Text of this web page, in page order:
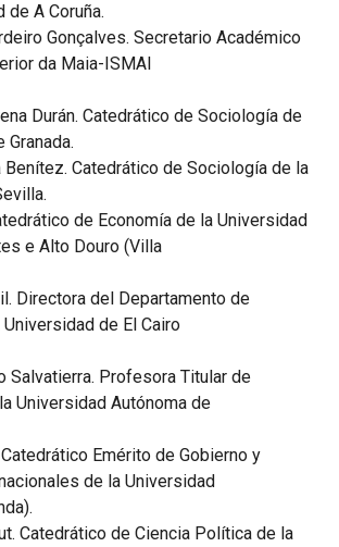
de A Coruña.
Gonçalves. Secretario Académico
da Maia-ISMAI
Durán. Catedrático de Sociología de
Granada.
Benítez. Catedrático de Sociología de la
de Economía de la Universidad
e Alto Douro (Villa
Directora del Departamento de
de El Cairo
Salvatierra. Profesora Titular de
Universidad Autónoma de
Emérito de Gobierno y
de la Universidad
Catedrático de Ciencia Política de la